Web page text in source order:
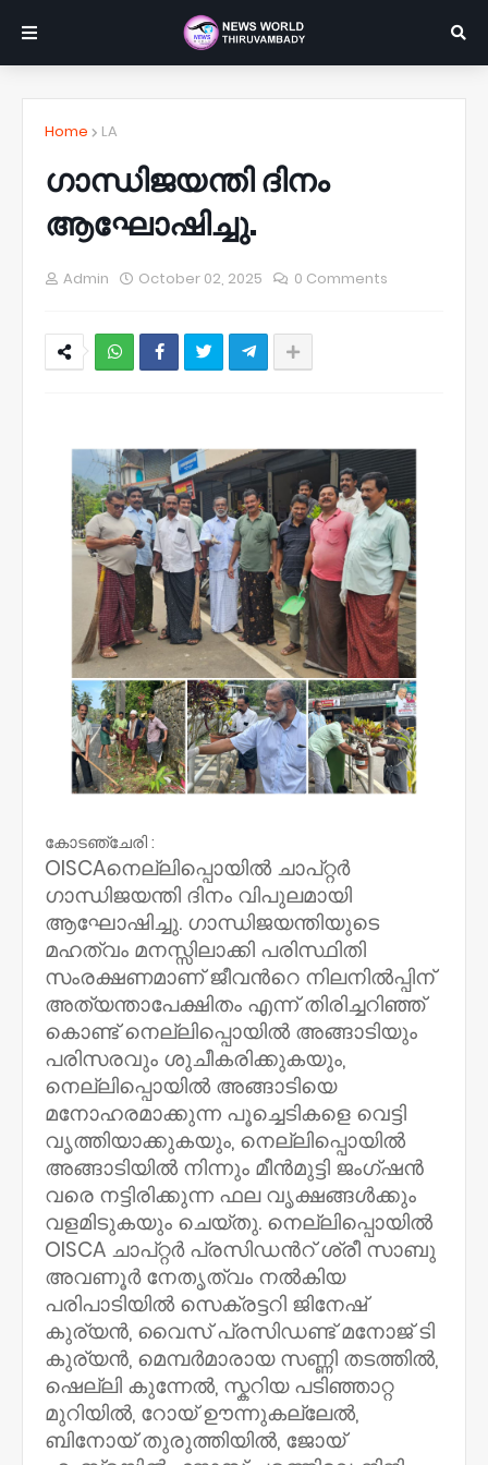
Home LA
ഗാന്ധിജയന്തി ദിനം
ആഘോഷിച്ചു.
Admin October 02, 2025 0 Comments
കോടഞ്ചേരി :
OISCAനെല്ലിപ്പൊയിൽ ചാപ്റ്റർ
ഗാന്ധിജയന്തി ദിനം വിപുലമായി
ആഘോഷിച്ചു. ഗാന്ധിജയന്തിയുടെ
മഹത്വം മനസ്സിലാക്കി പരിസ്ഥിതി
സംരക്ഷണമാണ് ജീവൻറെ നിലനിൽപ്പിന്
അത്യന്താപേക്ഷിതം എന്ന് തിരിച്ചറിഞ്ഞ്
കൊണ്ട് നെല്ലിപ്പൊയിൽ അങ്ങാടിയും
പരിസരവും ശുചീകരിക്കുകയും,
നെല്ലിപ്പൊയിൽ അങ്ങാടിയെ
മനോഹരമാക്കുന്ന പൂച്ചെടികളെ വെട്ടി
വൃത്തിയാക്കുകയും, നെല്ലിപ്പൊയിൽ
അങ്ങാടിയിൽ നിന്നും മീൻമുട്ടി ജംഗ്ഷൻ
വരെ നട്ടിരിക്കുന്ന ഫല വൃക്ഷങ്ങൾക്കും
വളമിടുകയും ചെയ്തു. നെല്ലിപ്പൊയിൽ
OISCA ചാപ്റ്റർ പ്രസിഡൻറ് ശ്രീ സാബു
അവണൂർ നേതൃത്വം നൽകിയ
പരിപാടിയിൽ സെക്രട്ടറി ജിനേഷ്
കുര്യൻ, വൈസ് പ്രസിഡണ്ട് മനോജ് ടി
കുര്യൻ, മെമ്പർമാരായ സണ്ണി തടത്തിൽ,
ഷെല്ലി കുന്നേൽ, സ്കറിയ പടിഞ്ഞാറ്റ
മുറിയിൽ, റോയ് ഊന്നുകല്ലേൽ,
ബിനോയ് തുരുത്തിയിൽ, ജോയ്